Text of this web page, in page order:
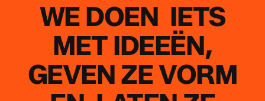
WE DOEN IETS
MET IDEEËN,
GEVEN ZEVORM